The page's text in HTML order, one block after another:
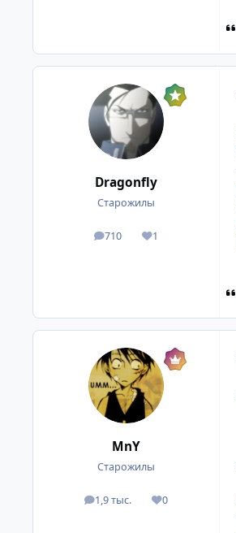
Dragonfly
Старожилы
710
посты 1
Репутация
MnY
Старожилы
1,9 тыс.
посты 0
Репутация